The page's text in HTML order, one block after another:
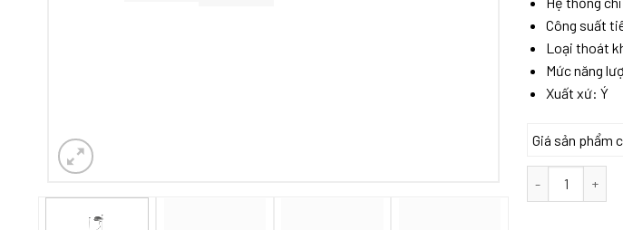
Công suất
Loại thoát
Mức năng
Xuất xứ: Ý
Giá sản phẩm
MÁY HÚT MÙI